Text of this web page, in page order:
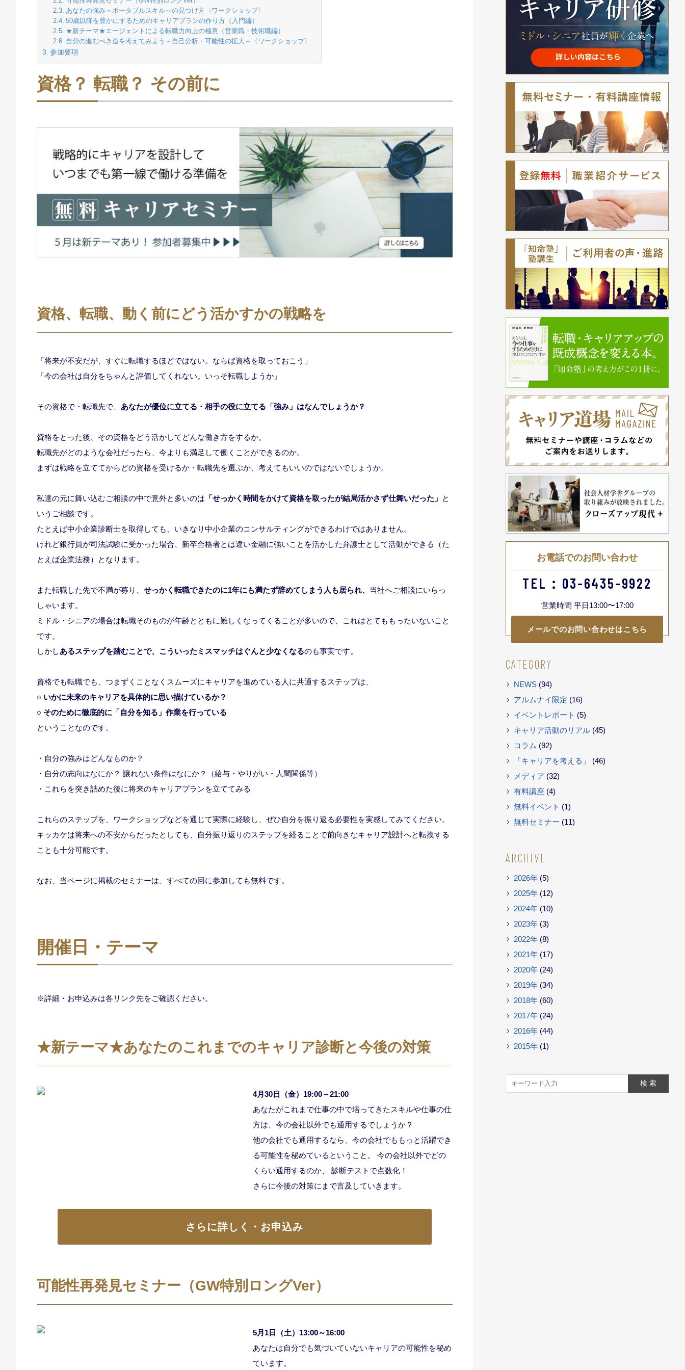
あなたの強み～ポータブルスキル～の見つけ方〈ワークショップ〉
50歳以降を豊かにするためのキャリアプランの作り方（入門編）
★新テーマ★エージェントによる転職力向上の極意（営業職・技術職編）
自分の進むべき道を考えてみよう～自己分析・可能性の拡大～〈ワークショップ〉
参加要項
資格？ 転職？ その前に
資格、転職、動く前にどう活かすかの戦略を
「将来が不安だが、すぐに転職するほどではない。ならば資格を取っておこう」
「今の会社は自分をちゃんと評価してくれない。いっそ転職しようか」
その資格で・転職先で、 あなたが優位に立てる・相手の役に立てる「強み」はなんでしょうか？
資格をとった後、その資格をどう活かしてどんな働き方をするか。
転職先がどのような会社だったら、今よりも満足して働くことができるのか。
まずは戦略を立ててからどの資格を受けるか・転職先を選ぶか、考えてもいいのではないでしょうか。
私達の元に舞い込むご相談の中で意外と多いのは 「せっかく時間をかけて資格を取ったが結局活かさず仕舞いだった」 と
いうご相談です。
たとえば中小企業診断士を取得しても、いきなり中小企業のコンサルティングができるわけではありません。
けれど銀行員が司法試験に受かった場合、新卒合格者とは違い金融に強いことを活かした弁護士として活動ができる（た
とえば企業法務）となります。
また転職した先で不満が募り、 せっかく転職できたのに1年にも満たず辞めてしまう人も居られ、 当社へご相談にいらっ
しゃいます。
ミドル・シニアの場合は転職そのものが年齢とともに難しくなってくることが多いので、これはとてももったいないこと
です。
しかしあるステップを踏むことで、こういったミスマッチはぐんと少なくなるのも事実です。
資格でも転職でも、つまずくことなくスムーズにキャリアを進めている人に共通するステップは、
○ いかに未来のキャリアを具体的に思い描けているか？
○ そのために徹底的に「自分を知る」作業を行っている
ということなのです。
・自分の強みはどんなものか？
・自分の志向はなにか？ 譲れない条件はなにか？（給与・やりがい・人間関係等）
・これらを突き詰めた後に将来のキャリアプランを立ててみる
これらのステップを、ワークショップなどを通じて実際に経験し、ぜひ自分を振り返る必要性を実感してみてください。
キッカケは将来への不安からだったとしても、自分振り返りのステップを経ることで前向きなキャリア設計へと転換する
ことも十分可能です。
なお、当ページに掲載のセミナーは、すべての回に参加しても無料です。
開催日・テーマ
※詳細・お申込みは各リンク先をご確認ください。
★新テーマ★あなたのこれまでのキャリア診断と今後の対策
4月30日（金）19:00～21:00
あなたがこれまで仕事の中で培ってきたスキルや仕事の仕
方は、今の会社以外でも通用するでしょうか？
他の会社でも通用するなら、今の会社でももっと活躍でき
る可能性を秘めているということ。 今の会社以外でどの
くらい通用するのか、 診断テストで点数化！
さらに今後の対策にまで言及していきます。
さらに詳しく・お申込み
可能性再発見セミナー（GW特別ロングVer）
5月1日（土）13:00～16:00
あなたは自分でも気づいていないキャリアの可能性を秘め
ています。
お電話でのお問い合わせ
TEL：03-6435-9922
営業時間 平日13:00〜17:00
メールでのお問い合わせはこちら
CATEGORY
NEWS (94)
アルムナイ限定 (16)
イベントレポート (5)
キャリア活動のリアル (45)
コラム (92)
「キャリアを考える」
(46)
メディア (32)
有料講座 (4)
無料イベント (1)
無料セミナー (11)
ARCHIVE
2026年 (5)
2025年 (12)
2024年 (10)
2023年 (3)
2022年 (8)
2021年 (17)
2020年 (24)
2019年 (34)
2018年 (60)
2017年 (24)
2016年 (44)
2015年 (1)